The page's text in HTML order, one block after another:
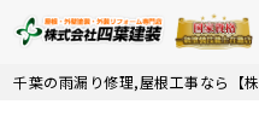
Skip
千葉の雨漏り修理,屋根工事なら【株